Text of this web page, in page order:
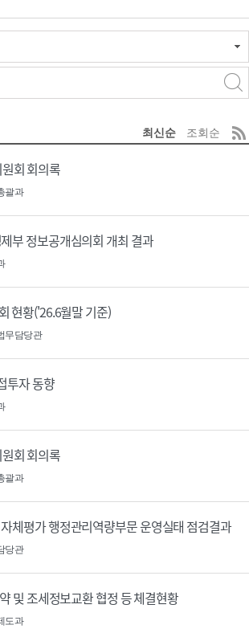
최신순 조회순
회 회의록
괄과
부 정보공개심의회 개최 결과
현황('26.6월말 기준)
무담당관
투자 동향
회 회의록
괄과
체평가 행정관리역량부문 운영실태 점검결과
당관
및 조세정보교환 협정 등 체결현황
도과